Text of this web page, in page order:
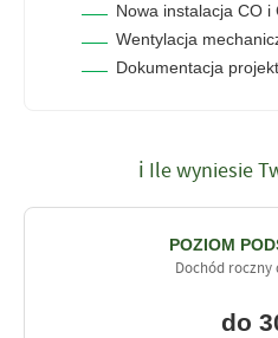
Nowa instalacja CO i
Wentylacja
Dokumentacja
ℹ Ile wyniesie
POZIOM
Dochód roczny
do